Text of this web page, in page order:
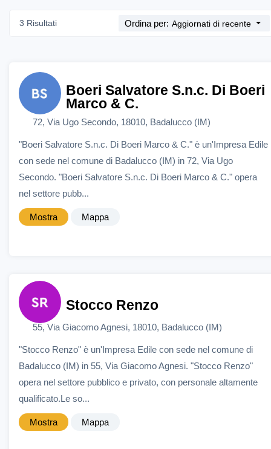
3 Risultati Ordina per: Aggiornati di recente
Boeri Salvatore S.n.c. Di Boeri
Marco & C.
72, Via Ugo Secondo, 18010, Badalucco (IM)
"Boeri Salvatore S.n.c. Di Boeri Marco & C." è un'Impresa Edile
con sede nel comune di Badalucco (IM) in 72, Via Ugo
Secondo. "Boeri Salvatore S.n.c. Di Boeri Marco & C." opera
nel settore pubb...
Mostra Mappa
Stocco Renzo
55, Via Giacomo Agnesi, 18010, Badalucco (IM)
"Stocco Renzo" è un'Impresa Edile con sede nel comune di
Badalucco (IM) in 55, Via Giacomo Agnesi. "Stocco Renzo"
opera nel settore pubblico e privato, con personale altamente
qualificato.Le so...
Mostra Mappa